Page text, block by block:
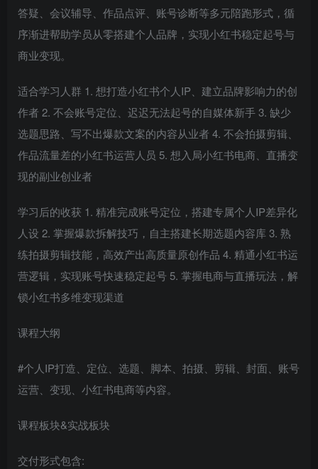
答疑、会议辅导、作品点评、账号诊断等多元陪跑形式，循
序渐进帮助学员从零搭建个人品牌，实现小红书稳定起号与
商业变现。
适合学习人群 1. 想打造小红书个人IP、建立品牌影响力的创
作者 2. 不会账号定位、迟迟无法起号的自媒体新手 3. 缺少
选题思路、写不出爆款文案的内容从业者 4. 不会拍摄剪辑、
作品流量差的小红书运营人员 5. 想入局小红书电商、直播变
现的副业创业者
学习后的收获 1. 精准完成账号定位，搭建专属个人IP差异化
人设 2. 掌握爆款拆解技巧，自主搭建长期选题内容库 3. 熟
练拍摄剪辑技能，高效产出高质量原创作品 4. 精通小红书运
营逻辑，实现账号快速稳定起号 5. 掌握电商与直播玩法，解
锁小红书多维变现渠道
课程大纲
#个人IP打造、定位、选题、脚本、拍摄、剪辑、封面、账号
运营、变现、小红书电商等内容。
课程板块&实战板块
交付形式包含: